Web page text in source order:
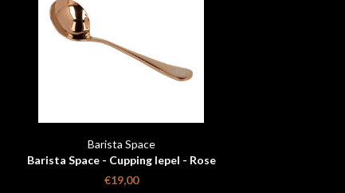
Barista Space
Barista Space - Cupping lepel - Rose
goud met reistasje
€19,00